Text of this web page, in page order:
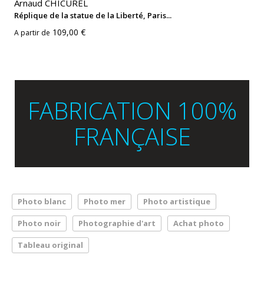
Arnaud CHICUREL
Réplique de la statue de la Liberté, Paris...
A partir de 109,00 €
FABRICATION 100%
FRANÇAISE
Photo blanc Photo mer Photo artistique
Photo noir Photographie d'art Achat photo
Tableau original